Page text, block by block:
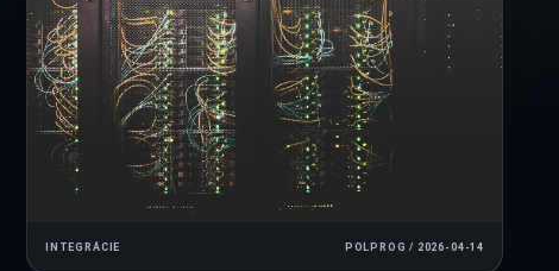
INTEGRÁCIE POLPROG / 2026-04-14